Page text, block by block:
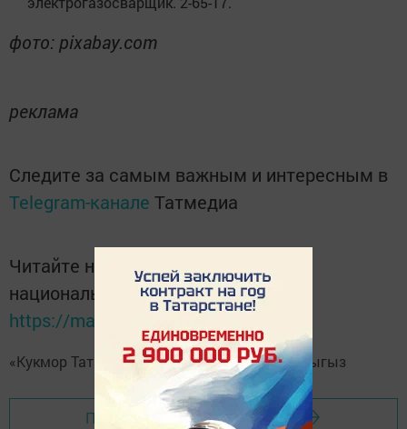
фото: pixabay.com
реклама
Следите за самым важным и интересным в
Telegram-канале Татмедиа
Читайте новости Татарстана в
национальном мессенджере MАХ:
https://max.ru/tatmedia
«Кукмор Татарстан»Telegram-каналгаязылыгыз
Перейти на страницу новости